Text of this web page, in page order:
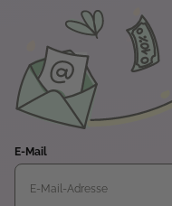
E-Mail